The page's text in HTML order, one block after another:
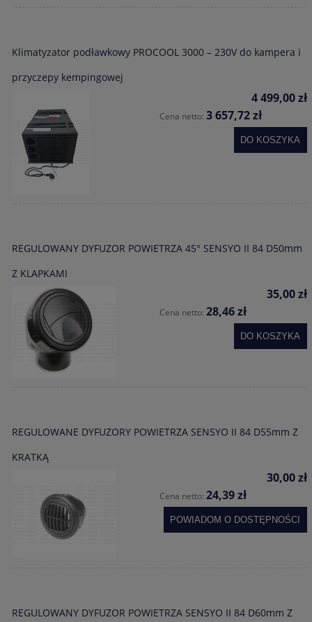
Klimatyzator podławkowy PROCOOL 3000 – 230V do kampera i
przyczepy kempingowej
4 499,00 zł
Cena netto: 3 657,72 zł
DO KOSZYKA
REGULOWANY DYFUZOR POWIETRZA 45° SENSYO II 84 D50mm
Z KLAPKAMI
35,00 zł
Cena netto: 28,46 zł
DO KOSZYKA
REGULOWANE DYFUZORY POWIETRZA SENSYO II 84 D55mm Z
KRATKĄ
30,00 zł
Cena netto: 24,39 zł
POWIADOM O DOSTĘPNOŚCI
REGULOWANY DYFUZOR POWIETRZA SENSYO II 84 D60mm Z